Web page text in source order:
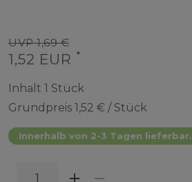
UVP 1,69 €
1,52 EUR *
Inhalt 1 Stück
Grundpreis 1,52 € / Stück
Innerhalb von 2-3 Tagen lieferbar.